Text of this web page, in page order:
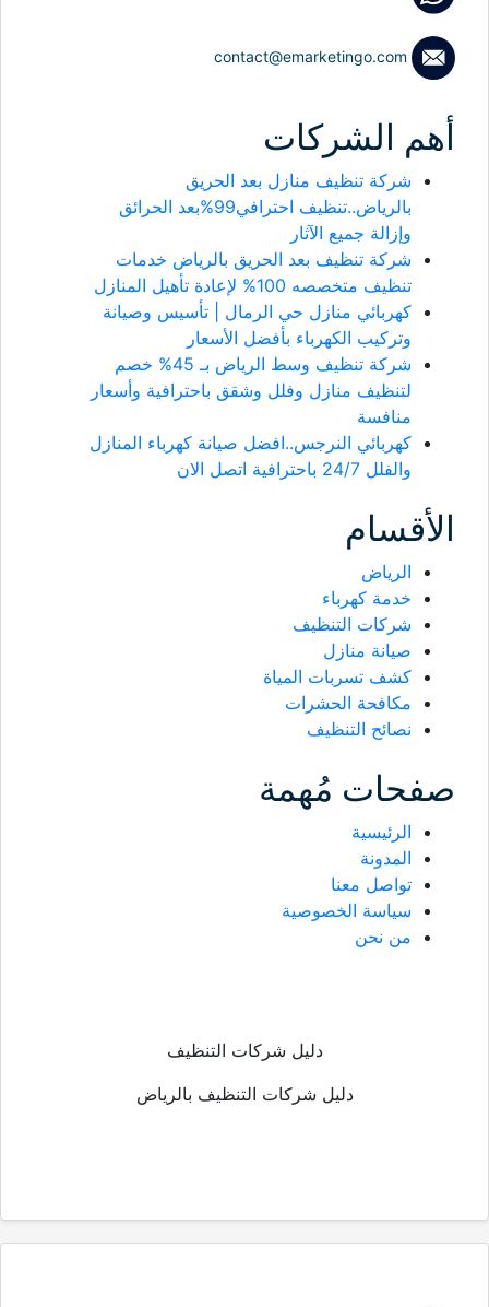
contact@emarketingo.com
أهم الشركات
شركة تنظيف منازل بعد الحريق
بالرياض..تنظيف احترافي99%بعد الحرائق
وإزالة جميع الآثار
شركة تنظيف بعد الحريق بالرياض خدمات
تنظيف متخصصه 100% لإعادة تأهيل المنازل
كهربائي منازل حي الرمال | تأسيس وصيانة
وتركيب الكهرباء بأفضل الأسعار
شركة تنظيف وسط الرياض بـ 45% خصم
لتنظيف منازل وفلل وشقق باحترافية وأسعار
منافسة
كهربائي النرجس..افضل صيانة كهرباء المنازل
والفلل 24/7 باحترافية اتصل الان
الأقسام
الرياض
خدمة كهرباء
شركات التنظيف
صيانة منازل
كشف تسربات المياة
مكافحة الحشرات
نصائح التنظيف
صفحات مُهمة
الرئيسية
المدونة
تواصل معنا
سياسة الخصوصية
من نحن
دليل شركات التنظيف
دليل شركات التنظيف بالرياض